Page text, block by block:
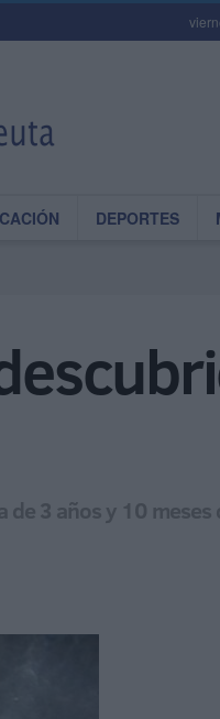
DEPORTES
3 años y 10